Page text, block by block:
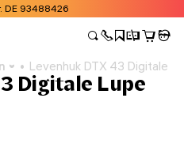
DE 93488426
Levenhuk DTX 43 Digitale
Digitale Lupe